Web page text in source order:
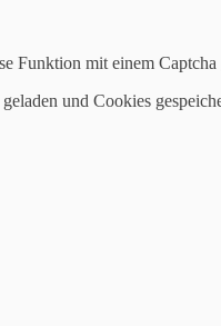
2024
Funktion mit einem Captcha
und Cookies